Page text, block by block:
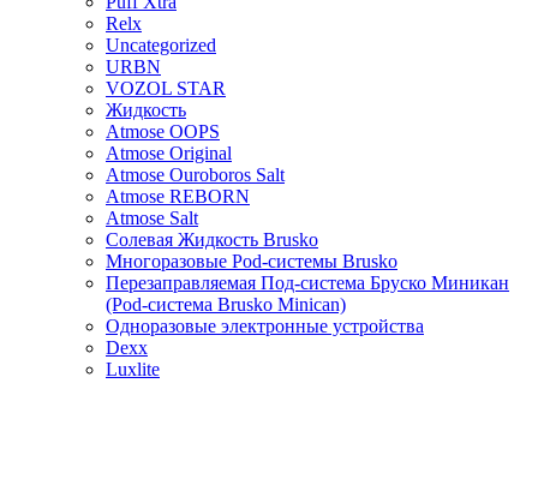
Relx
Uncategorized
URBN
VOZOL STAR
Жидкость
Atmose OOPS
Atmose Original
Atmose Ouroboros Salt
Atmose REBORN
Atmose Salt
Солевая Жидкость Brusko
Многоразовые Pod-системы Brusko
Перезаправляемая Под-система Бруско Миникан
(Pod-система Brusko Minican)
Одноразовые электронные устройства
Dexx
Luxlite